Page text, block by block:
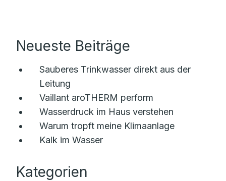
Neueste Beiträge
Sauberes Trinkwasser direkt aus der
Leitung
Vaillant aroTHERM perform
Wasserdruck im Haus verstehen
Warum tropft meine Klimaanlage
Kalk im Wasser
Kategorien